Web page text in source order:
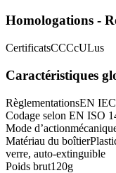
Homologations -
CertificatsCCCcULus
Caractéristiques
RèglementationsEN
Codage selon EN ISO
Mode d’action
Matériau du boîtier
verre, auto-extinguible
Poids brut120g